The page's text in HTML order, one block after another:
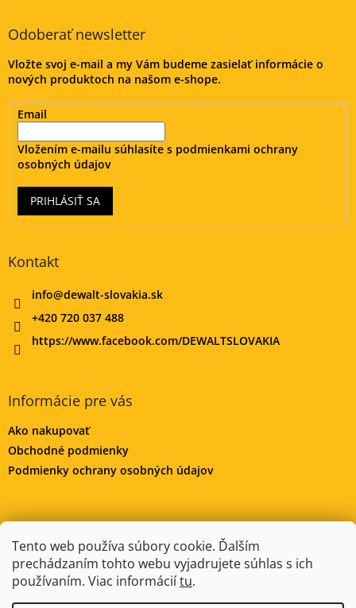
Tento web používa súbory cookie. Ďalším
prechádzaním tohto webu vyjadrujete súhlas s ich
používaním. Viac informáciítu.
r
v
k
y
p
Odoberať newsletter
Vložte svoj e-mail a my Vám budeme zasielať informácie o
nových produktoch na našom e-shope.
Email
Vložením e-mailu súhlasíte s podmienkami ochrany
osobných údajov
PRIHLÁSIŤ SA
Kontakt
info@dewalt-slovakia.sk
+420 720 037 488
https://www.facebook.com/DEWALTSLOVAKIA
Informácie pre vás
Ako nakupovať
Obchodné podmienky
Podmienky ochrany osobných údajov